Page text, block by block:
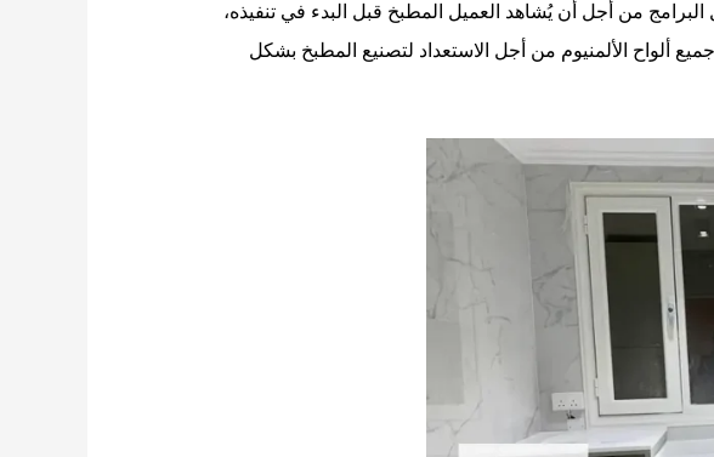
من أجل أن يُشاهد العميل المطبخ قبل البدء في تنفيذه،
ألواح الألمنيوم من أجل الاستعداد لتصنيع المطبخ بشكل